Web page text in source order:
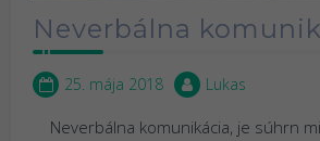
Neverbálna
25. mája 2018 Lukas
Neverbálna komunikácia, je súhrn